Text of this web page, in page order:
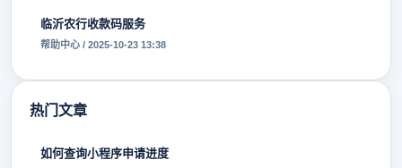
临沂农行收款码服务
帮助中心 / 2025-10-23 13:38
热门文章
如何查询小程序申请进度